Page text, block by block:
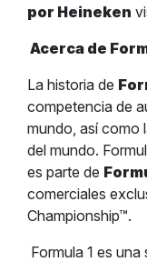
por Heineken
Acerca de
La historia de
competencia de
mundo, así como
del mundo.
es parte de
comerciales
Championship™.
Formula 1 es